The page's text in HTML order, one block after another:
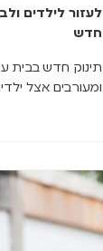
לעזור לילדים
חדש
תינוק חדש בבית
ומעורבים אצל